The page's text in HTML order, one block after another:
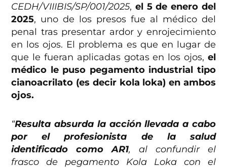
CEDH/VIIIBIS/SP/001/2025,el 5 de enero del
2025, uno de los presos fue al médico del
penal tras presentar ardor y enrojecimiento
en los ojos. El problema es que en lugar de
que le fueran aplicadas gotas en los ojos, el
médico le puso pegamento industrial tipo
cianoacrilato (es decir kola loka) en ambos
ojos.
“Resulta absurda la acción llevada a cabo
por el profesionista de la salud
identificado como AR1, al confundir el
frasco de pegamento Kola Loka con el